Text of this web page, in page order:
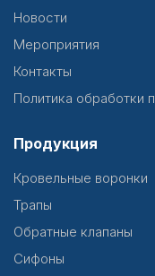
Новости
Мероприятия
Контакты
Политика обработки
Продукция
Кровельные воронки
Трапы
Обратные клапаны
Сифоны